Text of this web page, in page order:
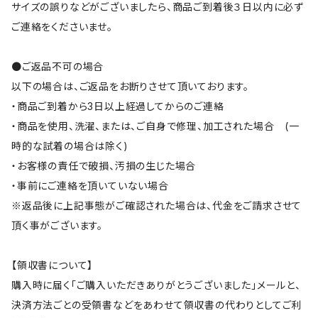
サイズの誤りなどがございましたら、商品ご到着後３日以内に必ず
ご連絡をくださいませ。
●ご返品不可の場合
以下の場合は、ご返品をお断りさせて頂いております。
・商品ご到着から3日以上経過してからのご連絡
・商品を使用、洗濯、または、ご自身で修理、加工された場合 (一
時的な試着の場合は除く)
・お客様の責任で破損、汚損の生じた場合
・事前にご連絡を頂いていない場合
※返品後に上記事態がご確認された場合は、代金をご請求させて
頂く事がございます。
【領収書について】
購入時に届く「ご購入いただきありがとうございました」メールと、
決済方法ごとの受領書などをあわせて領収書の代わりとしてご利